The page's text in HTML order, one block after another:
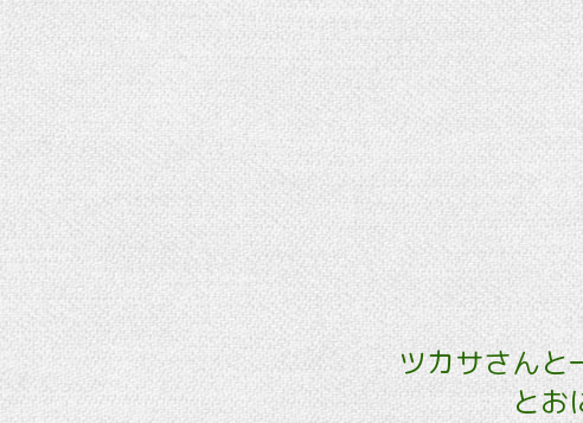
ツカサさんと
とお